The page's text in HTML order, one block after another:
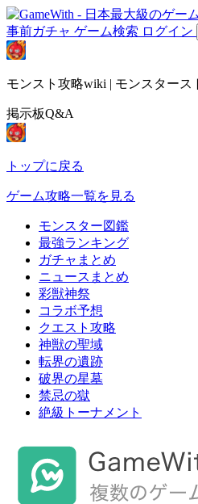
事前ガチャ ゲーム検索 ログイン
モンスト攻略wiki | モンスタース
掲示板Q&A
トップに戻る
ゲーム攻略一覧を見る
モンスター図鑑
最強ランキング
ガチャまとめ
ニュースまとめ
彩獣神祭
コラボ予想
クエスト攻略
神獣の聖域
転界の遺跡
破界の星墓
禁忌の獄
絶級トーナメント